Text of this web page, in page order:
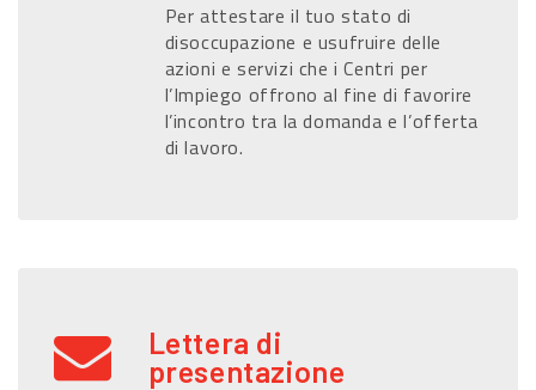
Per attestare il tuo stato di
disoccupazione e usufruire delle
azioni e servizi che i Centri per
l’Impiego offrono al fine di favorire
l’incontro tra la domanda e l’offerta
di lavoro.
Lettera di
presentazione